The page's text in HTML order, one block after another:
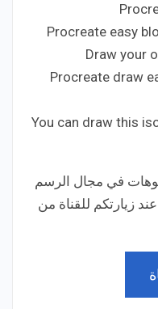
Procreate easy
Draw your
Procreate draw
You can draw this
في مجال الرسم
زيارتكم للقناة من